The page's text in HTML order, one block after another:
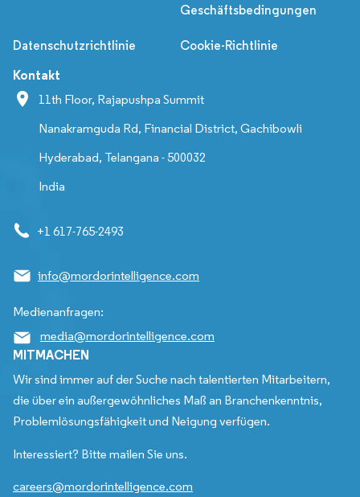
Geschäftsbedingungen
Datenschutzrichtlinie Cookie-Richtlinie
Kontakt
11th Floor, Rajapushpa Summit
Nanakramguda Rd, Financial District, Gachibowli
Hyderabad, Telangana - 500032
India
+1 617-765-2493
info@mordorintelligence.com
Medienanfragen:
media@mordorintelligence.com
MITMACHEN
Wir sind immer auf der Suche nach talentierten Mitarbeitern,
die über ein außergewöhnliches Maß an Branchenkenntnis,
Problemlösungsfähigkeit und Neigung verfügen.
Interessiert? Bitte mailen Sie uns.
careers@mordorintelligence.com